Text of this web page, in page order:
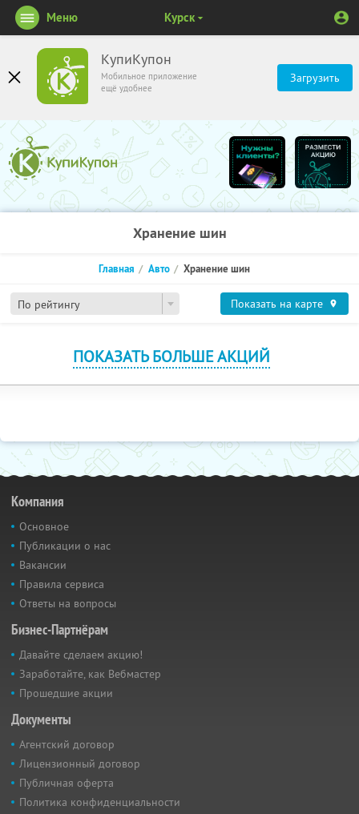
КупиКупон
Мобильное приложение
ещё удобнее
Загрузить
Меню Курск
Хранение шин
По рейтингу
Главная Авто Хранение шин
Показать на карте
ПОКАЗАТЬ БОЛЬШЕ АКЦИЙ
Компания
Основное
Публикации о нас
Вакансии
Правила сервиса
Ответы на вопросы
Бизнес-Партнёрам
Давайте сделаем акцию!
Заработайте, как Вебмастер
Прошедшие акции
Документы
Агентский договор
Лицензионный договор
Публичная оферта
Политика конфиденциальности